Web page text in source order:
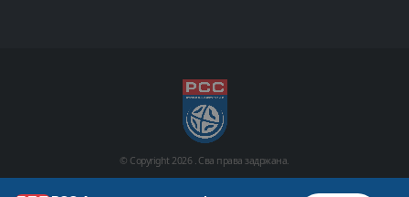
© Copyright2026 . Сва права задржана.